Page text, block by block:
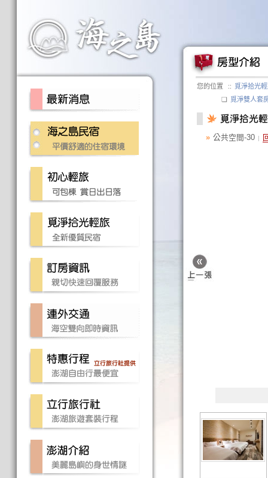
您的位置 :: 覓淨拾光
❏ 覓淨雙人套
» 公共空間-30 |